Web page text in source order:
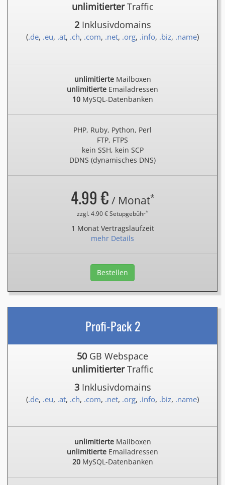
unlimitierterTraffic
2Inklusivdomains
(.de, .eu, .at, .ch, .com, .net, .org, .info, .biz, .name)
unlimitierteMailboxen
unlimitierte Emailadressen
10MySQL-Datenbanken
PHP, Ruby, Python, Perl
FTP, FTPS
kein SSH, kein SCP
DDNS (dynamisches DNS)
4.99 € / Monat*
zzgl. 4.90 € Setupgebühr*
1 Monat Vertragslaufzeit
mehr Details
Bestellen
Profi-Pack 2
50 GB Webspace
unlimitierterTraffic
3Inklusivdomains
(.de, .eu, .at, .ch, .com, .net, .org, .info, .biz, .name)
unlimitierteMailboxen
unlimitierte Emailadressen
20MySQL-Datenbanken